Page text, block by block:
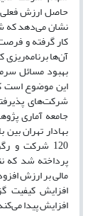
حاصل ارزش
نشان می‌دهد که
کار گرفته و
آن‌ها برنامه‌ریزی
بهبود مسائل
این موضوع است
شرکت‌های
جامعه آماری
120 شرکت
پرداخته شد که
مالی بر ارزش
افزایش کیفیت
افزایش پیدا